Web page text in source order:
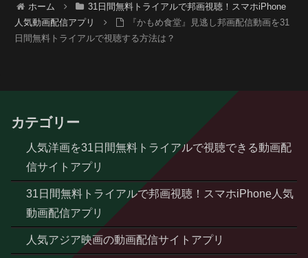
ホーム
31日間無料トライアルで邦画視聴！スマホiPhone
人気動画配信アプリ
『かもめ食堂』見逃し邦画配信動画を31
日間無料トライアルで視聴する方法は？
カテゴリー
人気洋画を31日間無料トライアルで視聴できる動画配
信サイトアプリ
31日間無料トライアルで邦画視聴！スマホiPhone人気
動画配信アプリ
人気アジア映画の動画配信サイトアプリ